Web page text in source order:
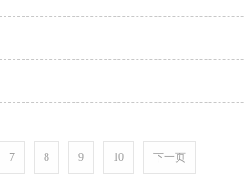
7 8 9 10 下一页